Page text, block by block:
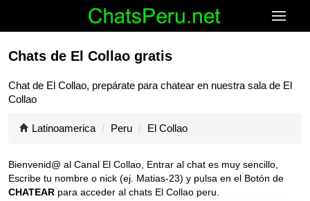
Chats de El Collao gratis
Chat de El Collao, prepárate para chatear en nuestra sala de El
Collao
Latinoamerica Peru El Collao
Bienvenid@ al Canal El Collao , Entrar al chat es muy sencillo,
Escribe tu nombre o nick (ej. Matias-23) y pulsa en el Botón de
CHATEAR para acceder al chats El Collao peru.